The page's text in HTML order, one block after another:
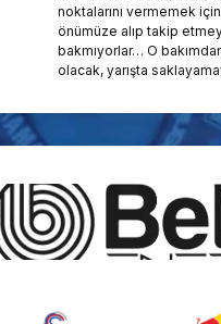
noktalarını vermemek
önümüze alıp takip
bakmıyorlar… O
olacak, yarışta